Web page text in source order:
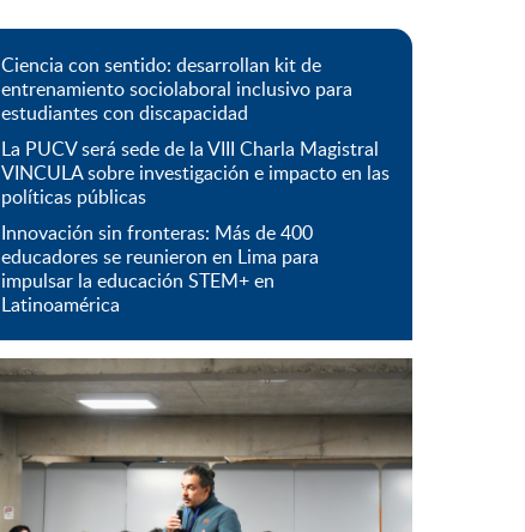
Ciencia con sentido: desarrollan kit de
entrenamiento sociolaboral inclusivo para
estudiantes con discapacidad
La PUCV será sede de la VIII Charla Magistral
VINCULA sobre investigación e impacto en las
políticas públicas
Innovación sin fronteras: Más de 400
educadores se reunieron en Lima para
impulsar la educación STEM+ en
Latinoamérica